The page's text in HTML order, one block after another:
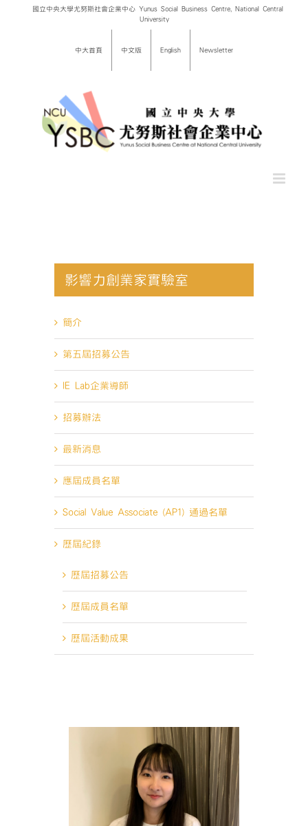
國立中央大學尤努斯社會企業中心 Yunus Social Business Centre, National Central
University
中大首頁 中文版 English Newsletter
影響力創業家實驗室
簡介
第五屆招募公告
IE Lab企業導師
招募辦法
最新消息
應屆成員名單
Social Value Associate (AP1) 通過名單
歷屆紀錄
歷屆招募公告
歷屆成員名單
歷屆活動成果